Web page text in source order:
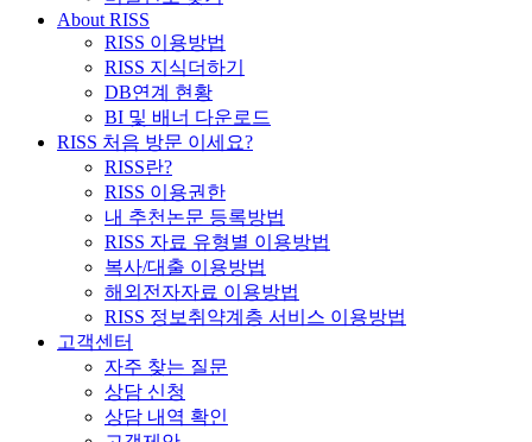
About RISS
RISS 이용방법
RISS 지식더하기
DB연계 현황
BI 및 배너 다운로드
RISS 처음 방문 이세요?
RISS란?
RISS 이용권한
내 추천논문 등록방법
RISS 자료 유형별 이용방법
복사/대출 이용방법
해외전자자료 이용방법
RISS 정보취약계층 서비스 이용방법
고객센터
자주 찾는 질문
상담 신청
상담 내역 확인